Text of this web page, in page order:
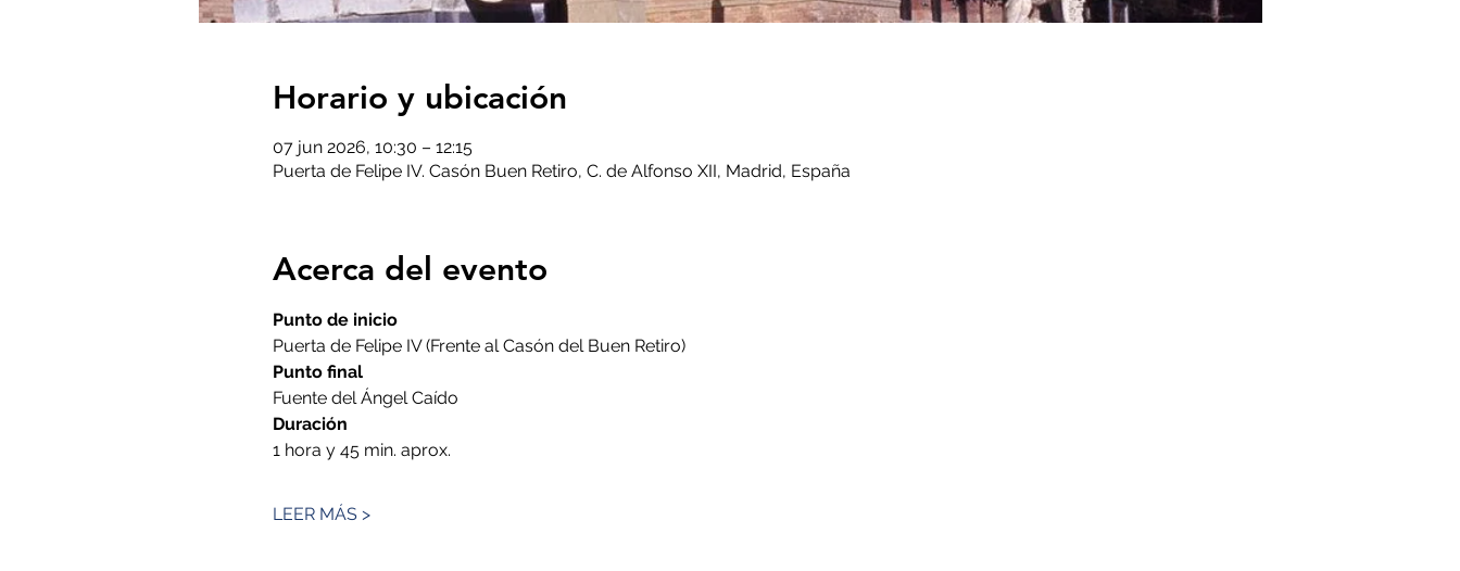
Horario y ubicación
07 jun 2026, 10:30 – 12:15
Puerta de Felipe IV. Casón Buen Retiro, C. de Alfonso XII, Madrid, España
Acerca del evento
Punto de inicio
Puerta de Felipe IV (Frente al Casón del Buen Retiro)
Punto final
Fuente del Ángel Caído
Duración
1 hora y 45 min. aprox.
LEER MÁS >